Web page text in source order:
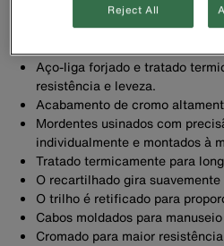
Aço-liga forjado e tratado
resistência e leveza.
Acabamento de cromo
Mordentes usinados com
individualmente e montados à
Tratado termicamente para
O recartilhado gira
O trilho é retificado para
Cabos moldados para
Cromado para maior
Reject All